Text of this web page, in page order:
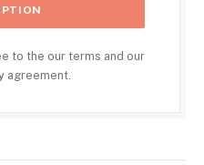
to the our terms and our
agreement.